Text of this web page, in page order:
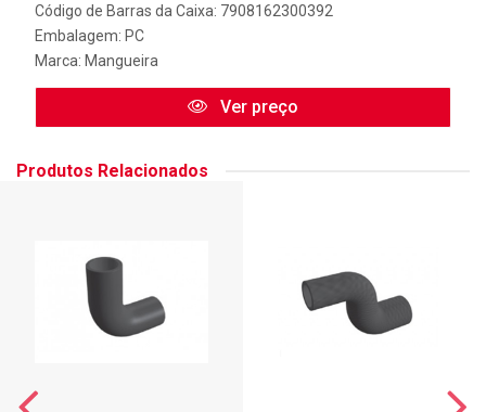
Código de Barras da Caixa: 7908162300392
Embalagem: PC
Marca: Mangueira
Ver preço
Produtos Relacionados